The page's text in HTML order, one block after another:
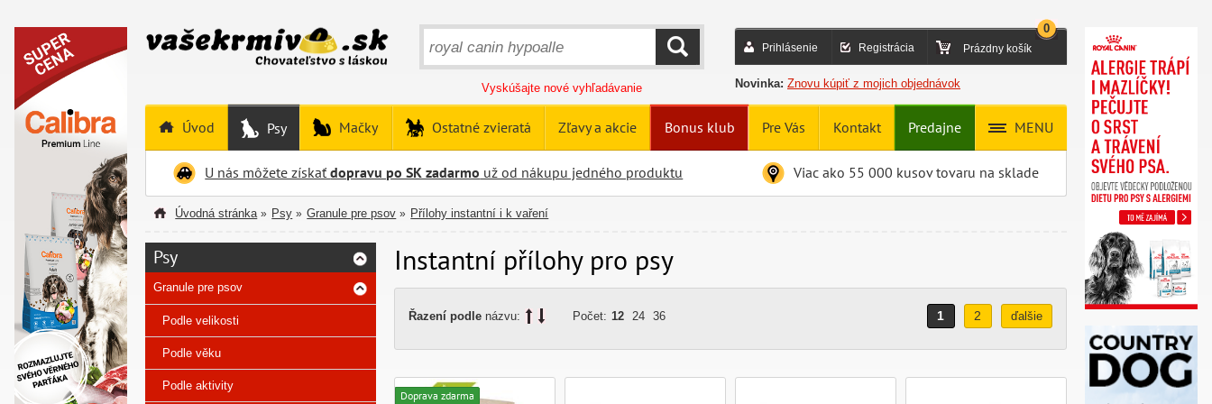
Prihlásenie Registrácia Prázdny košík
0
Novinka: Znovu kúpiť z mojich objednávok
HĽADAŤ
Vyskúšajte nové vyhľadávanie
Úvod Psy Mačky Ostatné zvieratá Zľavy a akcie Bonus klub Pre Vás Kontakt Predajne MENU
U nás môžete získaťdopravu po SK zadarmo už od nákupu jedného produktu Viac ako 55 000 kusov tovaru na sklade
Úvodná stránka » Psy » Granule pre psov » Přílohy instantní i k vaření
Instantní přílohy pro psy
Řazení podle názvu: Počet: 12 24 36 1 2 ďalšie
Doprava zdarma
Psy
Granule pre psov
Podle velikosti
Podle věku
Podle aktivity